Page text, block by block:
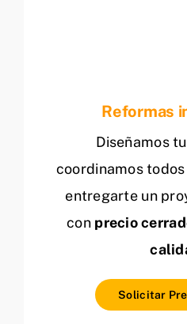
Reformas
Diseñamos
coordinamos
entregarte un
con precio
Solicitar